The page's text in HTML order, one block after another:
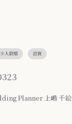
人数婚 滋賀
Planner 上嶋 千絵